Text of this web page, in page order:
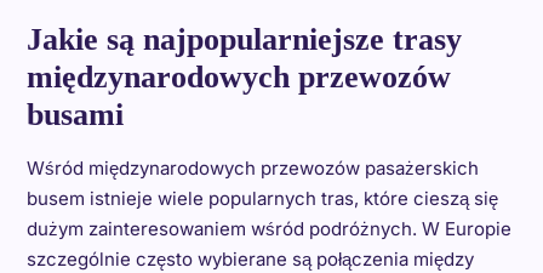
Jakie są najpopularniejsze trasy
międzynarodowych przewozów
busami
Wśród międzynarodowych przewozów pasażerskich
busem istnieje wiele popularnych tras, które cieszą się
dużym zainteresowaniem wśród podróżnych. W Europie
szczególnie często wybierane są połączenia między